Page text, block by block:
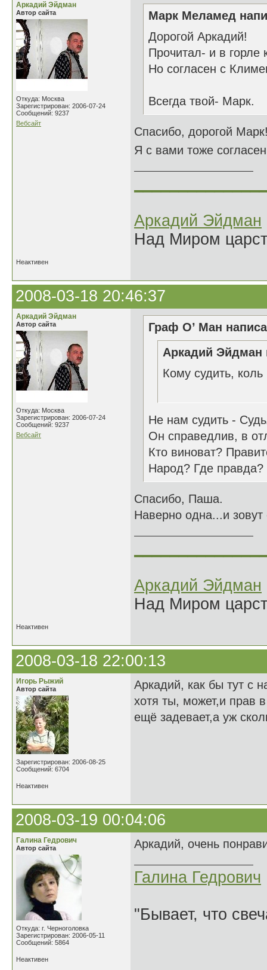
Аркадий Эйдман
Автор сайта
Откуда: Москва
Зарегистрирован: 2006-07-24
Сообщений: 9237
Вебсайт
Марк Меламед
Дорогой Аркадий!
Прочитал- и в горле
Но согласен с
Всегда твой- Марк.
Спасибо, дорогой
Я с вами тоже
Аркадий Эйдман
Над Миром
Неактивен
2008-03-18 20:46:37
Аркадий Эйдман
Автор сайта
Откуда: Москва
Зарегистрирован: 2006-07-24
Сообщений: 9237
Вебсайт
Граф О’ Ман
Аркадий Эйдман
Кому судить,
Не нам судить -
Он справедлив, в
Кто виноват?
Народ? Где
Спасибо, Паша.
Наверно одна...и
Аркадий Эйдман
Над Миром
Неактивен
2008-03-18 22:00:13
Игорь Рыжий
Автор сайта
Зарегистрирован: 2006-08-25
Сообщений: 6704
Аркадий, как бы тут с
хотя ты, может,и прав
ещё задевает,а уж
Неактивен
2008-03-19 00:04:06
Галина Гедрович
Автор сайта
Откуда: г. Черноголовка
Зарегистрирован: 2006-05-11
Сообщений: 5864
Аркадий, очень
Галина Гедрович
"Бывает, что
Неактивен